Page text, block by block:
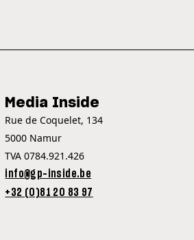
Media Inside
Rue de Coquelet, 134
5000 Namur
TVA 0784.921.426
info@gp-inside.be
+32 (0)81 20 83 97